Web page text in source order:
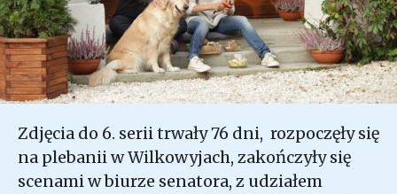
Zdjęcia do 6. serii trwały 76 dni, rozpoczęły się
na plebanii w Wilkowyjach, zakończyły się
scenami w biurze senatora, z udziałem